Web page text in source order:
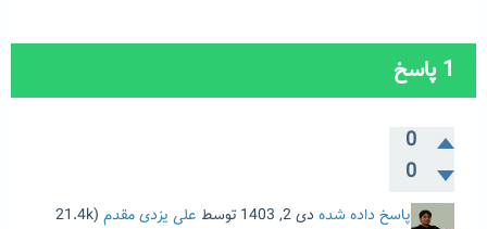
1پاسخ
0
0
پاسخ داده شده دی 2, 1403 توسط علی یزدی مقدم (
21.4k